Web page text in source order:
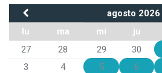
agosto 2026
lu
ma mi ju
27
28 29 30
3
4 5 6